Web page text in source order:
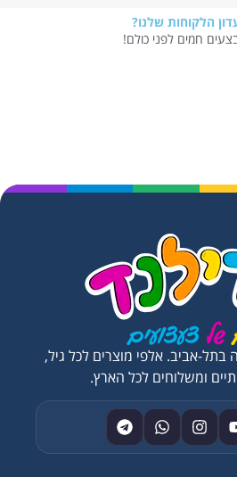
הלקוחות שלנו?
חמים לפני כולם!
בתל-אביב. אלפי מוצרים לכל גיל,
ומשלוחים לכל הארץ.